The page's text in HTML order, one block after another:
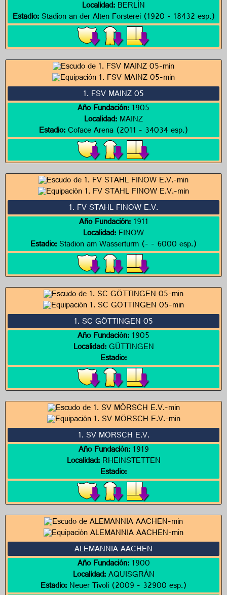
Localidad:BERLÍN
Estadio:Stadion an der Alten Försterei (1920 - 18432 esp.)
1. FSV MAINZ 05
Año Fundación:1905
Localidad:MAINZ
Estadio:Coface Arena (2011 - 34034 esp.)
1. FV STAHL FINOW E.V.
Año Fundación:1911
Localidad:FINOW
Estadio:Stadion am Wasserturm (- - 6000 esp.)
1. SC GÖTTINGEN 05
Año Fundación:1905
Localidad:GÜTTINGEN
Estadio:
1. SV MÖRSCH E.V.
Año Fundación:1919
Localidad:RHEINSTETTEN
Estadio:
ALEMANNIA AACHEN
Año Fundación:1900
Localidad:AQUISGRÁN
Estadio:Neuer Tivoli (2009 - 32900 esp.)